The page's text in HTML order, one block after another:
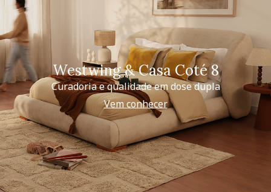
Westwing & Casa Coté 8
Curadoria e qualidade em dose dupla
Vem conhecer